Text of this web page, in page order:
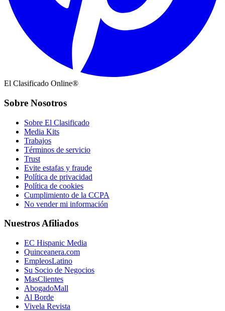
El Clasificado Online®
Sobre Nosotros
Sobre El Clasificado
Media Kits
Trabajos
Términos de servicio
Trust
Evite estafas y fraude
Política de privacidad
Política de cookies
Cumplimiento de la CCPA
No vender mi información
Nuestros Afiliados
EC Hispanic Media
Quinceanera.com
EmpleosLatino
Su Socio de Negocios
MasClientes
AbogadoMall
Al Borde
Vivela Revista